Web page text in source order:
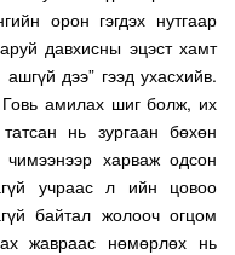
орон гэгдэх нутгаар
давхисны эцэст хамт
дээ” гээд ухасхийв.
Говь амилах шиг болж, их
нь зургаан бөхөн
харваж одсон
учраас л ийн цовоо
байтал жолооч огцом
жавраас нөмөрлөх нь